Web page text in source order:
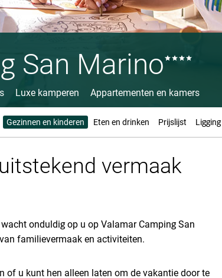
San Marino
Luxe kamperen Appartementen en kamers
Gezinnen en kinderen Eten en drinken Prijslijst Ligging
vermaak
onduldig op u op Valamar Camping San
familievermaak en activiteiten.
of u kunt hen alleen laten om de vakantie door te